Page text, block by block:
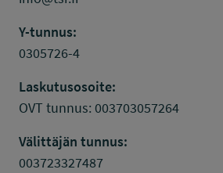
Y-tunnus:
0305726-4
Laskutusosoite:
OVT tunnus: 003703057264
Välittäjän tunnus:
003723327487